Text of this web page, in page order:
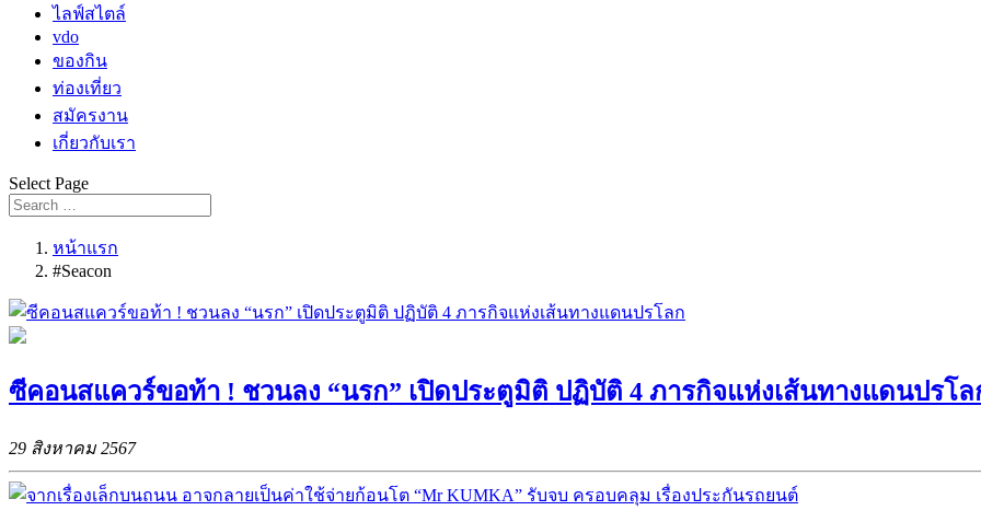
ไลฟ์สไตล์
vdo
ของกิน
ท่องเที่ยว
สมัครงาน
เกี่ยวกับเรา
Select Page
หน้าแรก
#Seacon
ซีคอนสแควร์ขอท้า ! ชวนลง “นรก” เปิดประตูมิติ ปฏิบัติ 4 ภารกิจแห่งเส้นทางแดนปรโล
29 สิงหาคม 2567